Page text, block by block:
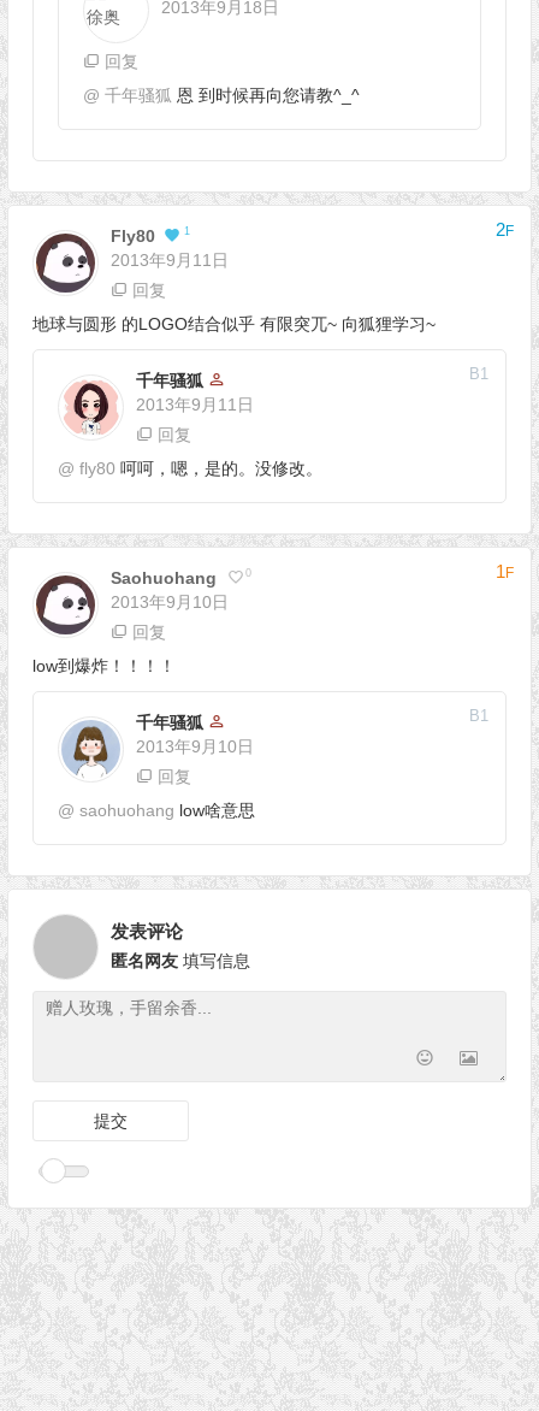
2013年9月18日
回复
@ 千年骚狐 恩 到时候再向您请教^_^
Fly80 1
2013年9月11日
2F
回复
地球与圆形 的LOGO结合似乎 有限突兀~ 向狐狸学习~
千年骚狐
2013年9月11日
B1
回复
@ fly80 呵呵，嗯，是的。没修改。
Saohuohang 0
2013年9月10日
1F
回复
low到爆炸！！！！
千年骚狐
2013年9月10日
B1
回复
@ saohuohang low啥意思
发表评论
匿名网友 填写信息